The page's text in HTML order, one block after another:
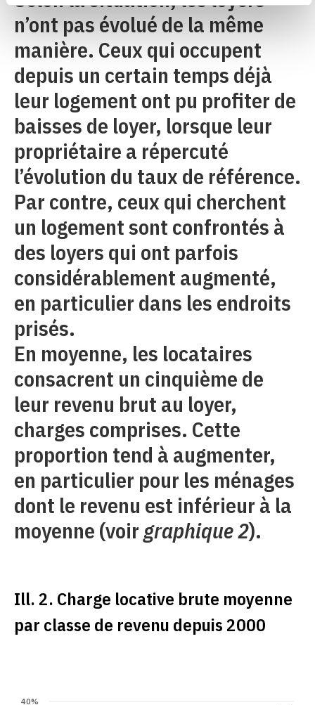
n’ont pas évolué de la même
manière. Ceux qui occupent
depuis un certain temps déjà
leur logement ont pu profiter de
baisses de loyer, lorsque leur
propriétaire a répercuté
l’évolution du taux de référence.
Par contre, ceux qui cherchent
un logement sont confrontés à
des loyers qui ont parfois
considérablement augmenté,
en particulier dans les endroits
prisés.
En moyenne, les locataires
consacrent un cinquième de
leur revenu brut au loyer,
charges comprises. Cette
proportion tend à augmenter,
en particulier pour les ménages
dont le revenu est inférieur à la
moyenne (voir graphique 2).
Ill. 2. Charge locative brute moyenne
par classe de revenu depuis 2000
40%